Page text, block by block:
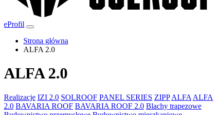
eProfil
Strona główna
ALFA 2.0
ALFA 2.0
Realizacje IZI 2.0 SOLROOF PANEL SERIES ZIPP ALFA ALFA
2.0 BAVARIA ROOF BAVARIA ROOF 2.0 Blachy trapezowe